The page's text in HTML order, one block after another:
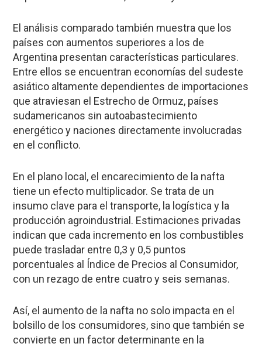
El análisis comparado también muestra que los
países con aumentos superiores a los de
Argentina presentan características particulares.
Entre ellos se encuentran economías del sudeste
asiático altamente dependientes de importaciones
que atraviesan el Estrecho de Ormuz, países
sudamericanos sin autoabastecimiento
energético y naciones directamente involucradas
en el conflicto.
En el plano local, el encarecimiento de la nafta
tiene un efecto multiplicador. Se trata de un
insumo clave para el transporte, la logística y la
producción agroindustrial. Estimaciones privadas
indican que cada incremento en los combustibles
puede trasladar entre 0,3 y 0,5 puntos
porcentuales al Índice de Precios al Consumidor,
con un rezago de entre cuatro y seis semanas.
Así, el aumento de la nafta no solo impacta en el
bolsillo de los consumidores, sino que también se
convierte en un factor determinante en la